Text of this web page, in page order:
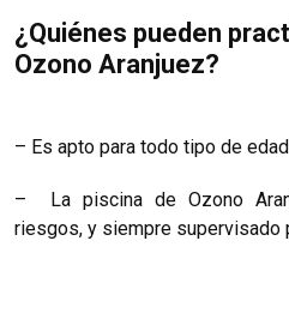
¿Quiénes pueden
Ozono Aranjuez?
– Es apto para todo tipo de
– La piscina de Ozono
riesgos, y siempre supervisado